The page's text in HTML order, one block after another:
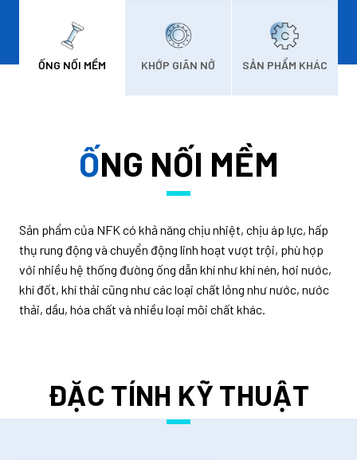
ỐNG NỐI MỀM KHỚP GIÃN NỞ SẢN PHẨM KHÁC
ỐNG NỐI MỀM
Sản phẩm của NFK có khả năng chịu nhiệt, chịu áp lực, hấp
thụ rung động và chuyển động linh hoạt vượt trội, phù hợp
với nhiều hệ thống đường ống dẫn khí như khí nén, hơi nước,
khí đốt, khí thải cũng như các loại chất lỏng như nước, nước
thải, dầu, hóa chất và nhiều loại môi chất khác.
ĐẶC TÍNH KỸ THUẬT